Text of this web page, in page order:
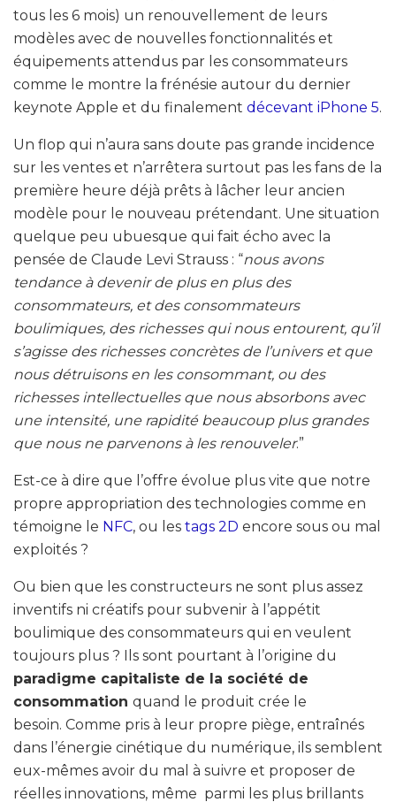
tous les 6 mois) un renouvellement de leurs
modèles avec de nouvelles fonctionnalités et
équipements attendus par les consommateurs
comme le montre la frénésie autour du dernier
keynote Apple et du finalement décevant iPhone 5.
Un flop qui n’aura sans doute pas grande incidence
sur les ventes et n’arrêtera surtout pas les fans de la
première heure déjà prêts à lâcher leur ancien
modèle pour le nouveau prétendant. Une situation
quelque peu ubuesque qui fait écho avec la
pensée de Claude Levi Strauss : “nous avons
tendance à devenir de plus en plus des
consommateurs, et des consommateurs
boulimiques, des richesses qui nous entourent, qu’il
s’agisse des richesses concrètes de l’univers et que
nous détruisons en les consommant, ou des
richesses intellectuelles que nous absorbons avec
une intensité, une rapidité beaucoup plus grandes
que nous ne parvenons à les renouveler.”
Est-ce à dire que l’offre évolue plus vite que notre
propre appropriation des technologies comme en
témoigne le NFC, ou les tags 2D encore sous ou mal
exploités ?
Ou bien que les constructeurs ne sont plus assez
inventifs ni créatifs pour subvenir à l’appétit
boulimique des consommateurs qui en veulent
toujours plus ? Ils sont pourtant à l’origine du
paradigme capitaliste de la société de
consommation quand le produit crée le
besoin. Comme pris à leur propre piège, entraînés
dans l’énergie cinétique du numérique, ils semblent
eux-mêmes avoir du mal à suivre et proposer de
réelles innovations, même parmi les plus brillants